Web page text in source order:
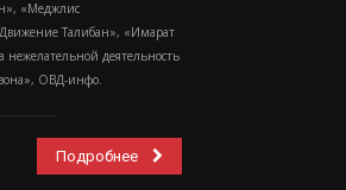
«Меджлис
Талибан», «Имарат
деятельность
ОВД-инфо.
Подробнее